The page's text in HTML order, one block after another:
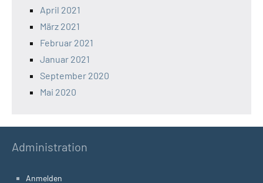
April 2021
März 2021
Februar 2021
Januar 2021
September 2020
Mai 2020
Administration
Anmelden